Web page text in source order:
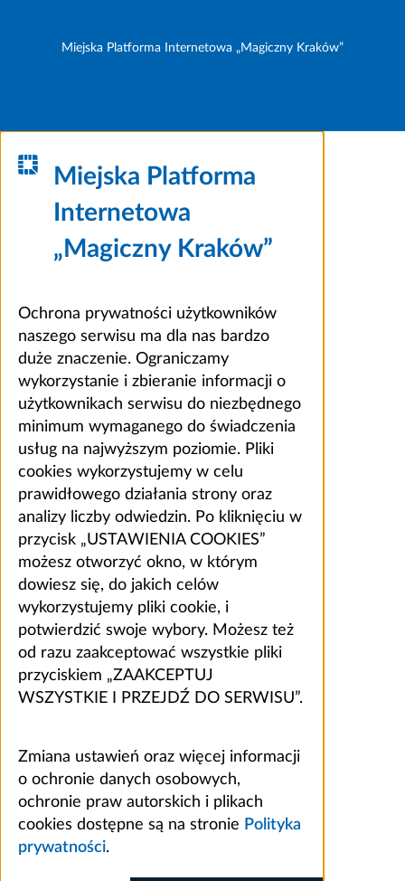
Miejska Platforma Internetowa „Magiczny Kraków”
Miejska Platforma
Internetowa
„Magiczny Kraków”
Ochrona prywatności użytkowników
naszego serwisu ma dla nas bardzo
duże znaczenie. Ograniczamy
wykorzystanie i zbieranie informacji o
użytkownikach serwisu do niezbędnego
minimum wymaganego do świadczenia
usług na najwyższym poziomie. Pliki
cookies wykorzystujemy w celu
prawidłowego działania strony oraz
analizy liczby odwiedzin. Po kliknięciu w
przycisk „USTAWIENIA COOKIES”
możesz otworzyć okno, w którym
dowiesz się, do jakich celów
wykorzystujemy pliki cookie, i
potwierdzić swoje wybory. Możesz też
od razu zaakceptować wszystkie pliki
przyciskiem „ZAAKCEPTUJ
WSZYSTKIE I PRZEJDŹ DO SERWISU”.
Zmiana ustawień oraz więcej informacji
o ochronie danych osobowych,
ochronie praw autorskich i plikach
cookies dostępne są na stronie Polityka
prywatności.